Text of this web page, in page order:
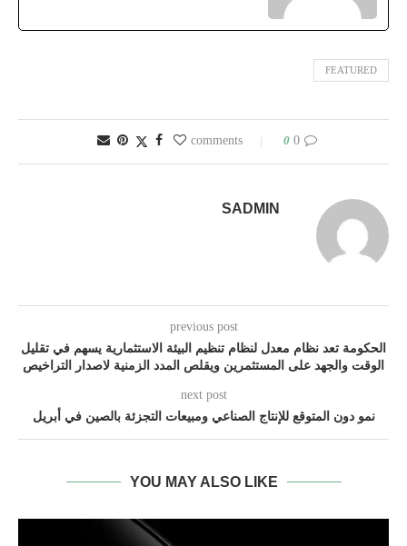
FEATURED
0 comments
0
SADMIN
previous post
الحكومة تعد نظام معدل لنظام تنظيم البيئة الاستثمارية يسهم في تقليل
الوقت والجهد على المستثمرين ويقلص المدد الزمنية لاصدار التراخيص
next post
نمو دون المتوقع للإنتاج الصناعي ومبيعات التجزئة بالصين في أبريل
YOU MAY ALSO LIKE